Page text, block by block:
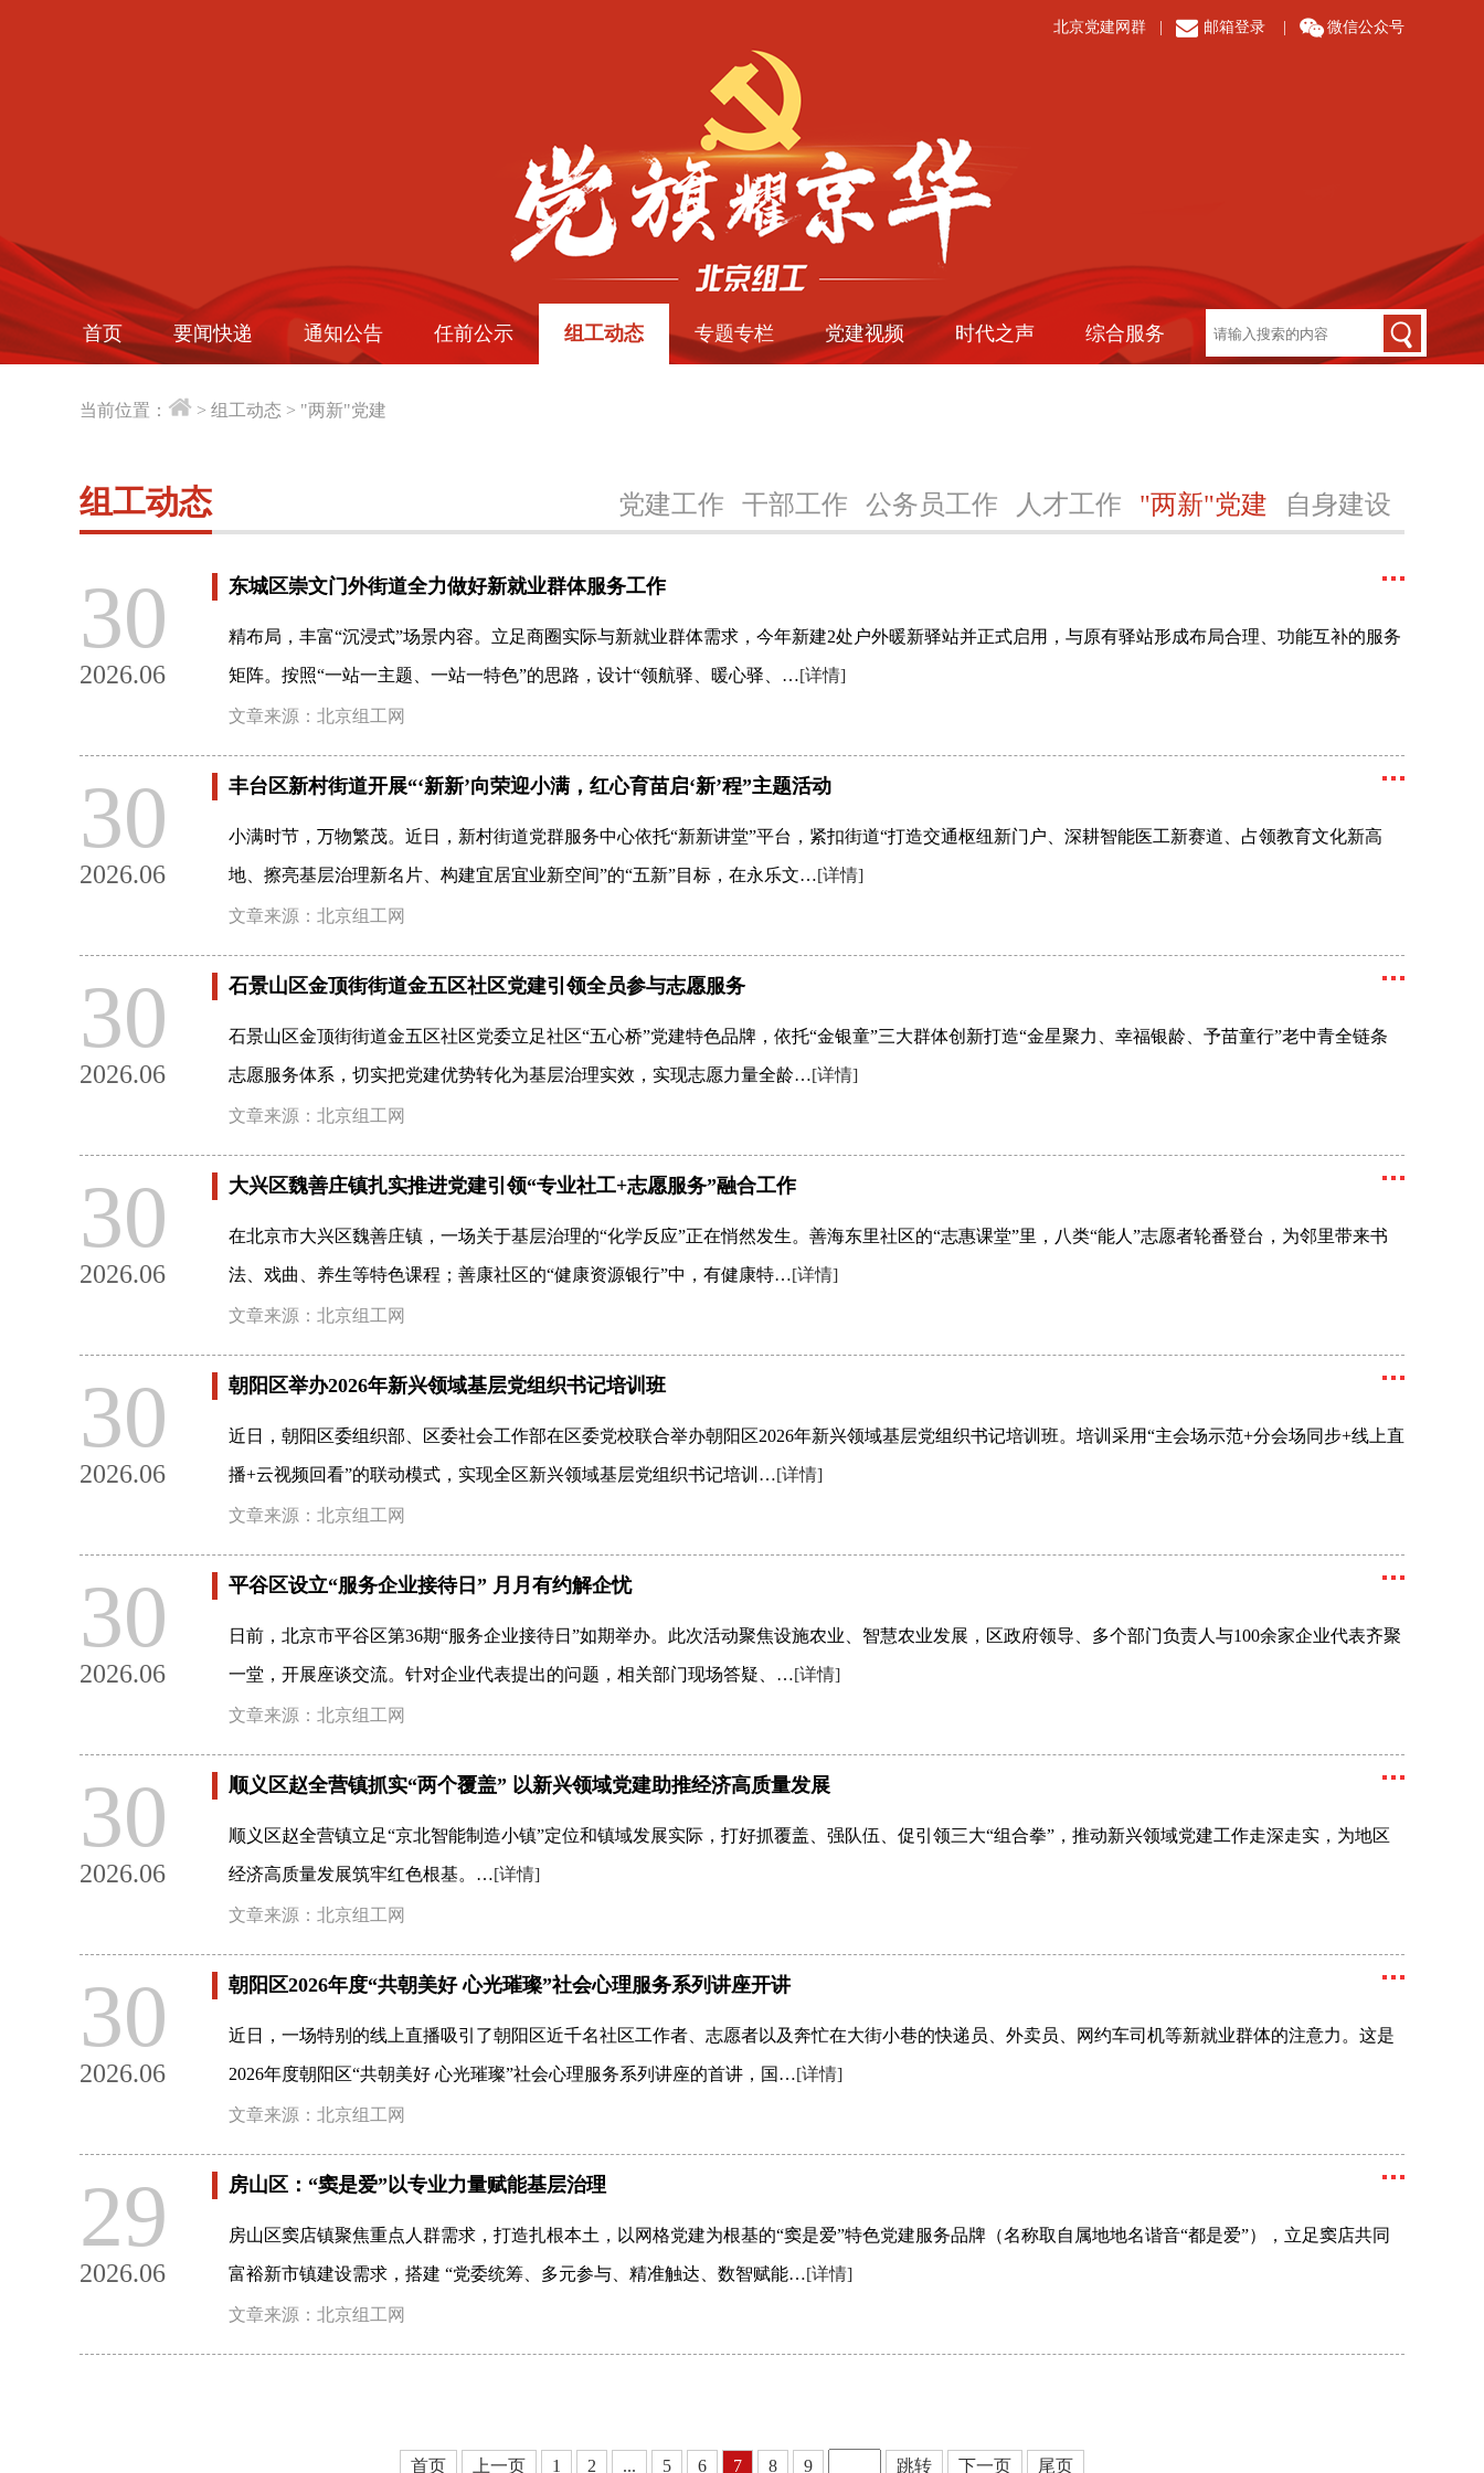
北京党建网群 邮箱登录 微信公众号
首页 要闻快递 通知公告 任前公示 组工动态 专题专栏 党建视频 时代之声 综合服务
当前位置： > 组工动态 > "两新"党建
组工动态 党建工作 干部工作 公务员工作 人才工作 "两新"党建 自身建设
30
2026.06
东城区崇文门外街道全力做好新就业群体服务工作
精布局，丰富“沉浸式”场景内容。立足商圈实际与新就业群体需求，今年新建2处户外暖新驿站并正式启用，与原有驿站形成布局合理、功能互补的服务
矩阵。按照“一站一主题、一站一特色”的思路，设计“领航驿、暖心驿、…[详情]
文章来源：北京组工网
30
2026.06
丰台区新村街道开展“‘新新’向荣迎小满，红心育苗启‘新’程”主题活动
小满时节，万物繁茂。近日，新村街道党群服务中心依托“新新讲堂”平台，紧扣街道“打造交通枢纽新门户、深耕智能医工新赛道、占领教育文化新高
地、擦亮基层治理新名片、构建宜居宜业新空间”的“五新”目标，在永乐文…[详情]
文章来源：北京组工网
30
2026.06
石景山区金顶街街道金五区社区党建引领全员参与志愿服务
石景山区金顶街街道金五区社区党委立足社区“五心桥”党建特色品牌，依托“金银童”三大群体创新打造“金星聚力、幸福银龄、予苗童行”老中青全链条
志愿服务体系，切实把党建优势转化为基层治理实效，实现志愿力量全龄…[详情]
文章来源：北京组工网
30
2026.06
大兴区魏善庄镇扎实推进党建引领“专业社工+志愿服务”融合工作
在北京市大兴区魏善庄镇，一场关于基层治理的“化学反应”正在悄然发生。善海东里社区的“志惠课堂”里，八类“能人”志愿者轮番登台，为邻里带来书
法、戏曲、养生等特色课程；善康社区的“健康资源银行”中，有健康特…[详情]
文章来源：北京组工网
30
2026.06
朝阳区举办2026年新兴领域基层党组织书记培训班
近日，朝阳区委组织部、区委社会工作部在区委党校联合举办朝阳区2026年新兴领域基层党组织书记培训班。培训采用“主会场示范+分会场同步+线上直
播+云视频回看”的联动模式，实现全区新兴领域基层党组织书记培训…[详情]
文章来源：北京组工网
30
2026.06
平谷区设立“服务企业接待日” 月月有约解企忧
日前，北京市平谷区第36期“服务企业接待日”如期举办。此次活动聚焦设施农业、智慧农业发展，区政府领导、多个部门负责人与100余家企业代表齐聚
一堂，开展座谈交流。针对企业代表提出的问题，相关部门现场答疑、…[详情]
文章来源：北京组工网
30
2026.06
顺义区赵全营镇抓实“两个覆盖” 以新兴领域党建助推经济高质量发展
顺义区赵全营镇立足“京北智能制造小镇”定位和镇域发展实际，打好抓覆盖、强队伍、促引领三大“组合拳”，推动新兴领域党建工作走深走实，为地区
经济高质量发展筑牢红色根基。…[详情]
文章来源：北京组工网
30
2026.06
朝阳区2026年度“共朝美好 心光璀璨”社会心理服务系列讲座开讲
近日，一场特别的线上直播吸引了朝阳区近千名社区工作者、志愿者以及奔忙在大街小巷的快递员、外卖员、网约车司机等新就业群体的注意力。这是
2026年度朝阳区“共朝美好 心光璀璨”社会心理服务系列讲座的首讲，国…[详情]
文章来源：北京组工网
29
2026.06
房山区：“窦是爱”以专业力量赋能基层治理
房山区窦店镇聚焦重点人群需求，打造扎根本土，以网格党建为根基的“窦是爱”特色党建服务品牌（名称取自属地地名谐音“都是爱”），立足窦店共同
富裕新市镇建设需求，搭建 “党委统筹、多元参与、精准触达、数智赋能…[详情]
文章来源：北京组工网
首页 上一页 1 2 ... 5 6 7 8 9 跳转 下一页 尾页